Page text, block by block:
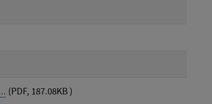
(PDF, 187.08KB )